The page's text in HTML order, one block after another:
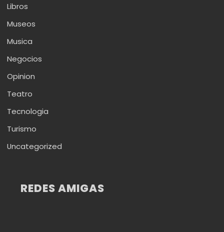
Libros
Museos
Musica
Negocios
Opinion
Teatro
Tecnologia
Turismo
Uncategorized
REDES AMIGAS